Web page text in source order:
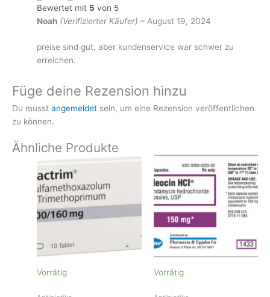
Bewertet mit 5 von 5
Noah (Verifizierter Käufer) – August 19, 2024
preise sind gut, aber kundenservice war schwer zu
erreichen.
Füge deine Rezension hinzu
Du musst angemeldet sein, um eine Rezension veröffentlichen
zu können.
Ähnliche Produkte
Vorrätig Vorrätig